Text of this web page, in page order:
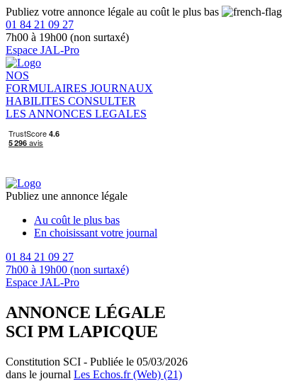
Publiez votre annonce légale au coût le plus bas
01 84 21 09 27
7h00 à 19h00 (non surtaxé)
Espace JAL-Pro
NOS
FORMULAIRES JOURNAUX
HABILITES CONSULTER
LES ANNONCES LEGALES
Publiez une annonce légale
Au coût le plus bas
En choisissant votre journal
01 84 21 09 27
7h00 à 19h00 (non surtaxé)
Espace JAL-Pro
ANNONCE LÉGALE
SCI PM LAPICQUE
Constitution SCI - Publiée le 05/03/2026
dans le journal Les Echos.fr (Web) (21)